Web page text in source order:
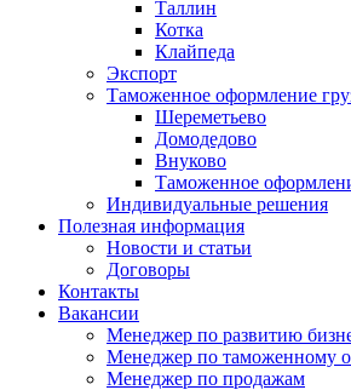
Таллин
Котка
Клайпеда
Экспорт
Таможенное оформление
Шереметьево
Домодедово
Внуково
Таможенное
Индивидуальные решения
Полезная информация
Новости и статьи
Договоры
Контакты
Вакансии
Менеджер по развитию
Менеджер по таможенному
Менеджер по продажам